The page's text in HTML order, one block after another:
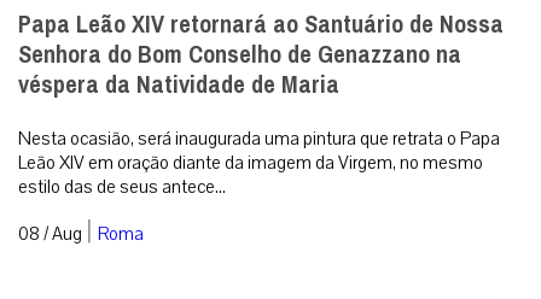
Papa Leão XIV retornará ao Santuário de Nossa
Senhora do Bom Conselho de Genazzano na
véspera da Natividade de Maria
Nesta ocasião, será inaugurada uma pintura que retrata o Papa
Leão XIV em oração diante da imagem da Virgem, no mesmo
estilo das de seus antece...
08 / Aug | Roma